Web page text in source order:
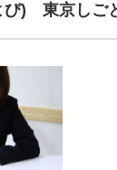
び) 東京しご